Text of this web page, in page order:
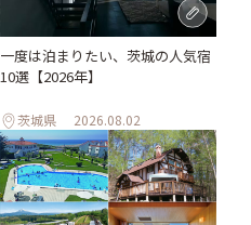
一度は泊まりたい、茨城の人気宿
10選【2026年】
茨城県 2026.08.02